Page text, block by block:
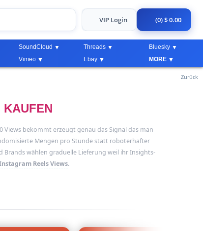
VIP Login (0) $ 0.00
SoundCloud Threads
Bluesky
Vimeo Ebay MORE
Zurück
KAUFEN
bekommt erzeugt genau das Signal das man
Mengen pro Stunde statt roboterhafter
Brands wählen graduelle Lieferung weil ihr Insights-
Reels Views.